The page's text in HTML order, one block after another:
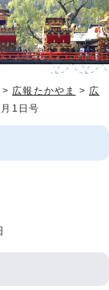
> 広報たかやま > 広
1日号